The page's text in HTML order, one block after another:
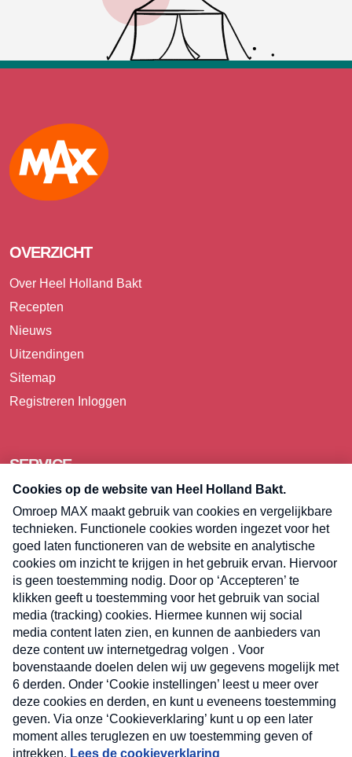
E-meel? Schrijf je in voor de
Heel Holland Bakt nieuwsbrief
Max
OVERZICHT
Over Heel Holland Bakt
Recepten
Nieuws
Uitzendingen
Sitemap
Registreren Inloggen
SERVICE
Over Omroep MAX
Pers
Contact
Algemene voorwaarden
Privacyverklaring
Cookieverklaring
Kwetsbaarheid melden
Registreren
Inloggen
Volg
Volg
ons
Volg
ons
Volg
ons